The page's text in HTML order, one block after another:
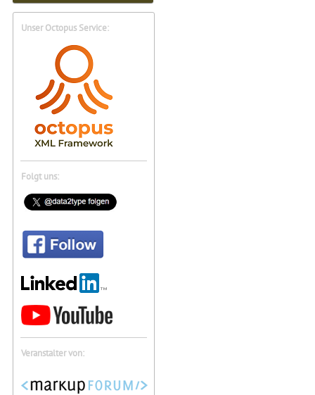
Unser Octopus Service:
Folgt uns:
Veranstalter von: